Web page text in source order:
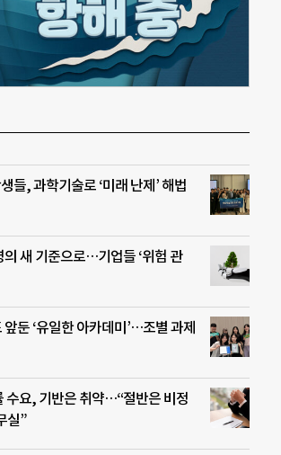
들, 과학기술로 ‘미래 난제’ 해법
새 기준으로…기업들 ‘위험 관
둔 ‘유일한 아카데미’…조별 과제
수요, 기반은 취약…“절반은 비정
실”